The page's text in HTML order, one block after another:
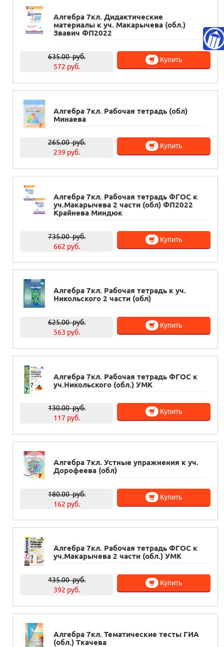
Алгебра 7кл. Дидактические
материалы к уч. Макарычева (обл.)
Звавич ФП2022
635.00руб.
572 руб.
Купить
Алгебра 7кл. Рабочая тетрадь (обл)
Минаева
265.00руб.
239 руб.
Купить
Алгебра 7кл. Рабочая тетрадь ФГОС к
уч.Макарычева 2 части (обл) ФП2022
Крайнева Миндюк
735.00руб.
662 руб.
Купить
Алгебра 7кл. Рабочая тетрадь к уч.
Никольского 2 части (обл)
625.00руб.
563 руб.
Купить
Алгебра 7кл. Рабочая тетрадь ФГОС к
уч.Никольского (обл.) УМК
130.00руб.
117 руб.
Купить
Алгебра 7кл. Устные упражнения к уч.
Дорофеева (обл)
180.00руб.
162 руб.
Купить
Алгебра 7кл. Рабочая тетрадь ФГОС к
уч.Макарычева 2 части (обл.) УМК
435.00руб.
392 руб.
Купить
Алгебра 7кл. Тематические тесты ГИА
(обл.) Ткачева